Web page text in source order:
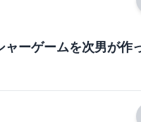
ャーゲームを次男が作